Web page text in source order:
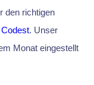
den richtigen
. Unser
Monat eingestellt